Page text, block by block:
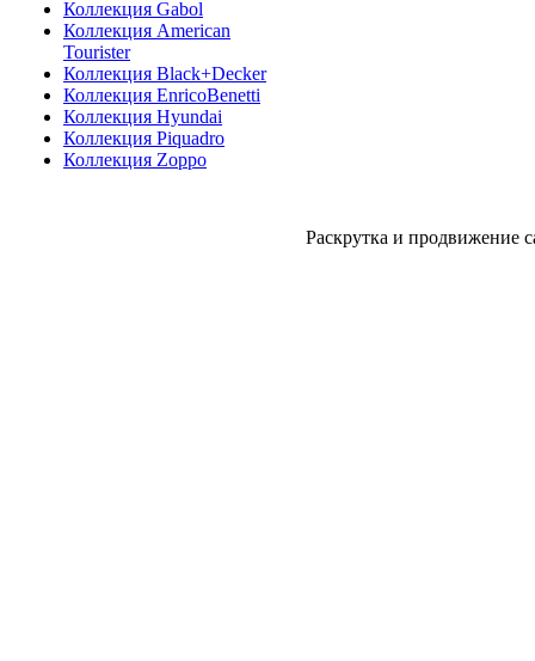
Коллекция Gabol
Коллекция American
Tourister
Коллекция Black+Decker
Коллекция EnricoBenetti
Коллекция Hyundai
Коллекция Piquadro
Коллекция Zoppo
Раскрутка и продвижение